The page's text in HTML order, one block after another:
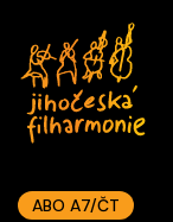
ABO A7/ČT